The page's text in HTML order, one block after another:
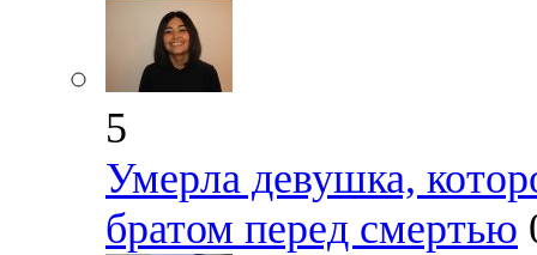
5
Умерла девушка,
братом перед смертью